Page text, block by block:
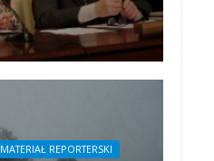
MATERIAŁ REPORTERSKI